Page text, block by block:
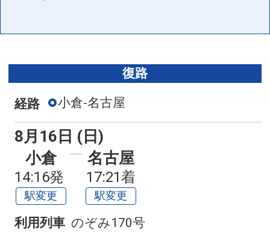
復路
経路 小倉-名古屋
8月16日 (日)
小倉
14:16発
駅変更
名古屋
17:21着
駅変更
利用列車 のぞみ170号